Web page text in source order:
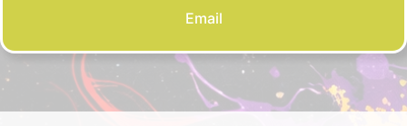
Email